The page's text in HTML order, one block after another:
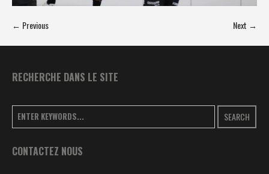
← Previous Next →
RECHERCHE DANS LE SITE
SEARCH
CONTACTEZ NOUS